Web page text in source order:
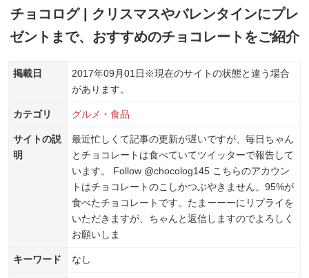
チョコログ | クリスマスやバレンタインにプレ
ゼントまで、おすすめのチョコレートをご紹介
掲載日 2017年09月01日 ※現在のサイトの状態と違う場合
があります。
カテゴリ グルメ・食品
サイトの説
明
最近忙しくて記事の更新が遅いですが、毎日ちゃん
とチョコレートは食べていてツイッターで報告して
います。 Follow @chocolog145 こちらのアカウン
トはチョコレートのこしかつぶやきません。95%が
食べたチョコレートです。たまーーーにリプライを
いただきますが、ちゃんと返信しますのでよろしく
お願いしま
キーワード なし